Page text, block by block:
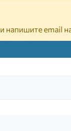
напишите email